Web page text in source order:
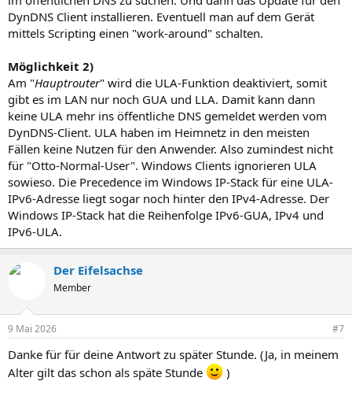
DynDNS Client installieren. Eventuell man auf dem Gerät
mittels Scripting einen "work-around" schalten.
Möglichkeit 2)
Am "Hauptrouter" wird die ULA-Funktion deaktiviert, somit
gibt es im LAN nur noch GUA und LLA. Damit kann dann
keine ULA mehr ins öffentliche DNS gemeldet werden vom
DynDNS-Client. ULA haben im Heimnetz in den meisten
Fällen keine Nutzen für den Anwender. Also zumindest nicht
für "Otto-Normal-User". Windows Clients ignorieren ULA
sowieso. Die Precedence im Windows IP-Stack für eine ULA-
IPv6-Adresse liegt sogar noch hinter den IPv4-Adresse. Der
Windows IP-Stack hat die Reihenfolge IPv6-GUA, IPv4 und
IPv6-ULA.
Der Eifelsachse
Member
9 Mai 2026 #7
Danke für für deine Antwort zu später Stunde. (Ja, in meinem
Alter gilt das schon als späte Stunde
)